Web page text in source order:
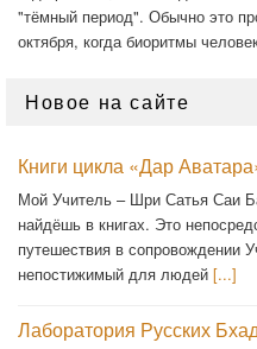
"тёмный период". Обычно это
октября, когда биоритмы
Новое на сайте
Книги цикла «Дар
Мой Учитель – Шри Сатья Саи
найдёшь в книгах. Это
путешествия в сопровождении
непостижимый для людей [...]
Лаборатория Русских